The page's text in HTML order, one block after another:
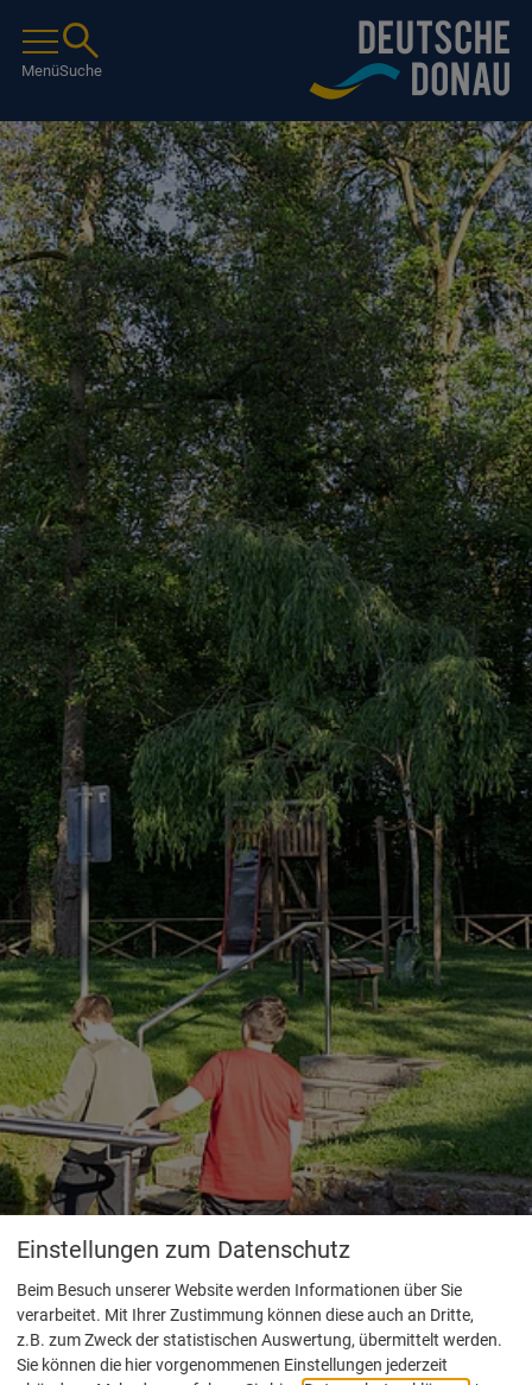
MenüSuche
Einstellungen zum Datenschutz
Beim Besuch unserer Website werden Informationen über Sie
verarbeitet. Mit Ihrer Zustimmung können diese auch an Dritte,
z.B. zum Zweck der statistischen Auswertung, übermittelt werden.
Sie können die hier vorgenommenen Einstellungen jederzeit